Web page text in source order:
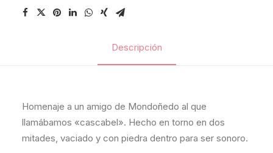
Descripción
Homenaje a un amigo de Mondoñedo al que
llamábamos «cascabel». Hecho en torno en dos
mitades, vaciado y con piedra dentro para ser sonoro.